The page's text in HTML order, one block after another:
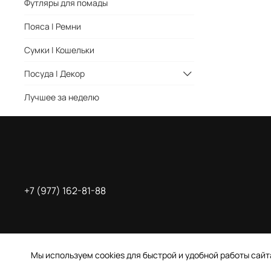
Футляры для помады
Пояса | Ремни
Сумки | Кошельки
Посуда | Декор
Лучшее за неделю
+7 (977) 162-81-88
Мы используем cookies для быстрой и удобной работы